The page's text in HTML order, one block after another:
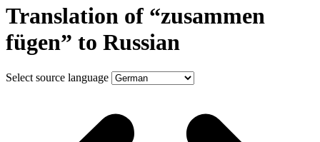
Translation of “zusammen
fügen” to Russian
Select source language